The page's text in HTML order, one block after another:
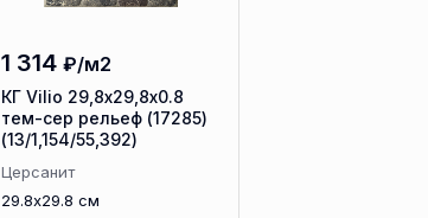
1 314 ₽/м2
КГ Vilio 29,8х29,8x0.8
тем-сер рельеф (17285)
(13/1,154/55,392)
Церсанит
29.8x29.8 см